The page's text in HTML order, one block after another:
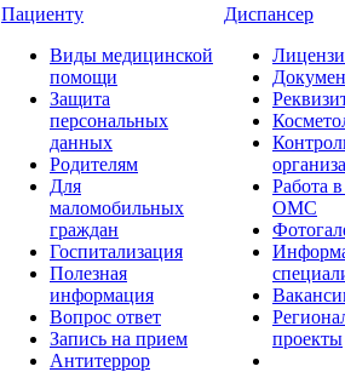
Пациенту
Виды медицинской
помощи
Защита
персональных
данных
Родителям
Для
маломобильных
граждан
Госпитализация
Полезная
информация
Вопрос ответ
Запись на прием
Антитеррор
Диспансер
Работа
ОМС
проекты